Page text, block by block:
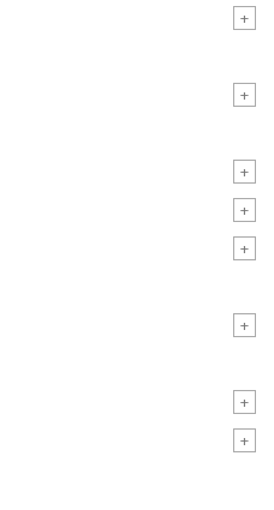
+
+
+
+
+
+
+
+